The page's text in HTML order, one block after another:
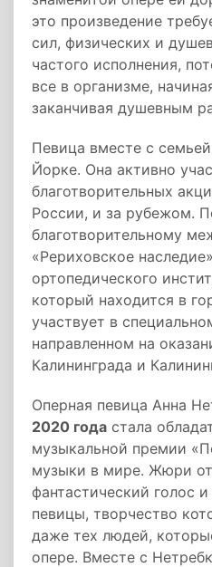
это произведение
сил, физических и
частого исполнения,
все в организме,
заканчивая душевным
Певица вместе с
Йорке. Она активно
благотворительных
России, и за рубежом.
благотворительному
«Рериховское
ортопедического
который находится в
участвует в
направленном на
Калининграда и
Оперная певица Анна
2020 года стала
музыкальной премии
музыки в мире. Жюри
фантастический голос
певицы, творчество
даже тех людей,
опере. Вместе с